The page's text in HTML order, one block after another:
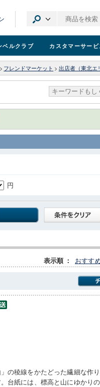
ベルクラブ カスタマーサービ
> フレンドマーケット > 出店者（東北エ
円
表示順 ： おすす
の稜線をかたどった繊細な作
台紙には、標高と山にゆかり